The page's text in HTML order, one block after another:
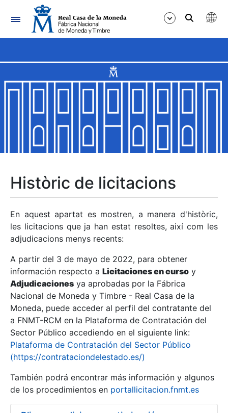
Navegació
Mostra/Amaga
Mostra/Amaga
Mostra/Amaga
Mostra/Amaga
Mostra/Amaga
Històric de licitacions
En aquest apartat es mostren, a manera d'històric,
les licitacions que ja han estat resoltes, així com les
adjudicacions menys recents:
A partir del 3 de mayo de 2022, para obtener
información respecto a Licitaciones en curso y
Adjudicaciones ya aprobadas por la Fábrica
Nacional de Moneda y Timbre - Real Casa de la
Moneda, puede acceder al perfil del contratante del
a FNMT-RCM en la Plataforma de Contratación del
Sector Público accediendo en el siguiente link:
Plataforma de Contratación del Sector Público
(https://contrataciondelestado.es/)
También podrá encontrar más información y algunos
de los procedimientos en portallicitacion.fnmt.es